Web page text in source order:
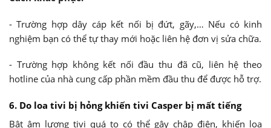
- Trường hợp dây cáp kết nối bị đứt, gãy,… Nếu có kinh
nghiệm bạn có thể tự thay mới hoặc liên hệ đơn vị sửa chữa.
- Trường hợp không kết nối đầu thu đã cũ, liên hệ theo
hotline của nhà cung cấp phần mềm đầu thu để được hỗ trợ.
6. Do loa tivi bị hỏng khiến tivi Casper bị mất tiếng
Bật âm lượng tivi quá to có thể gây chập điện, khiến loa